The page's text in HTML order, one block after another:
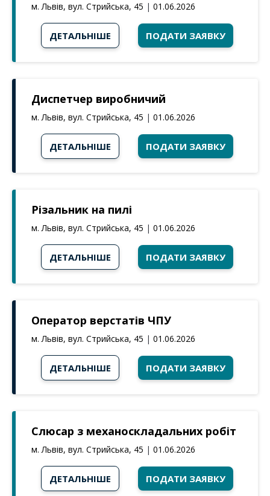
м. Львів, вул. Стрийська, 45 | 01.06.2026
ДЕТАЛЬНІШЕ ПОДАТИ ЗАЯВКУ
Диспетчер виробничий
м. Львів, вул. Стрийська, 45 | 01.06.2026
ДЕТАЛЬНІШЕ ПОДАТИ ЗАЯВКУ
Різальник на пилі
м. Львів, вул. Стрийська, 45 | 01.06.2026
ДЕТАЛЬНІШЕ ПОДАТИ ЗАЯВКУ
Оператор верстатів ЧПУ
м. Львів, вул. Стрийська, 45 | 01.06.2026
ДЕТАЛЬНІШЕ ПОДАТИ ЗАЯВКУ
Слюсар з механоскладальних робіт
м. Львів, вул. Стрийська, 45 | 01.06.2026
ДЕТАЛЬНІШЕ ПОДАТИ ЗАЯВКУ